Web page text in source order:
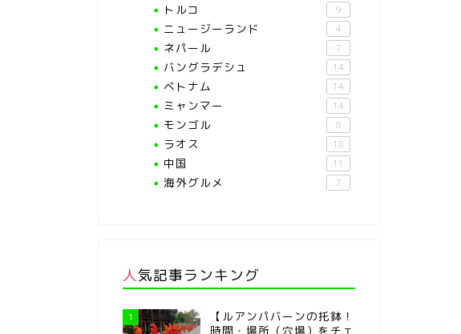
トルコ 9
ニュージーランド 4
ネパール 7
バングラデシュ 14
ベトナム 14
ミャンマー 14
モンゴル 8
ラオス 18
中国 11
海外グルメ 7
人気記事ランキング
1
【ルアンパバーンの托鉢！
時間・場所（穴場）をチェ